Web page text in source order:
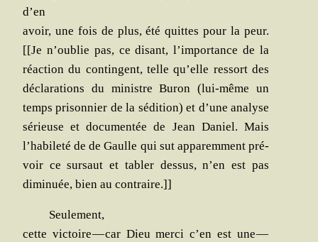
d’en
avoir, une fois de plus, été quittes pour la peur.
[[Je n’oublie pas, ce disant, l’importance de la
réac­tion du contin­gent, telle qu’elle res­sort des
décla­ra­tions du ministre Buron (lui-même un
temps pri­son­nier de la sédi­tion) et d’une ana­lyse
sérieuse et docu­men­tée de Jean Daniel. Mais
l’habileté de de Gaulle qui sut appa­rem­ment pré­
voir ce sur­saut et tabler des­sus, n’en est pas
dimi­nuée, bien au contraire.]]
Seule­ment,
cette vic­toire — car Dieu mer­ci c’en est une —